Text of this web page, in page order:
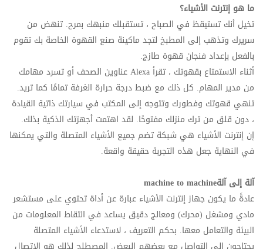
ما هو إنترنت الأشياء؟
تخيل أنك تستيقظ في الصباح ، تستقبلك منبهك بمرح. تنهض من
سريرك وتذهب إلى المطبخ لتجد ماكينة صنع القهوة الخاصة بك تقوم
بالفعل بإعداد فنجان قهوة طازج.
أثناء الاستمتاع بقهوتك ، تقرأAlexaعناوين الصحف أو تسرد مهامك
من مدير المهام. كل ذلك مع ضبط درجة حرارة الغرفة تمامًا كما تريد.
تنهي قهوتك وفطورك وتتوجه إلى المكتب في سيارتك ذاتية القيادة
، دون قلق من ترك منزلك مفتوحًا. لقد اهتمت أجهزتك الذكية بذلك.
إن إنترنت الأشياء هي شبكة تضم جميع الأشياء المتصلة والتي يمكنها
في النهاية جعل هذه التجربة حقيقة واقعة.
آلة إلى آلةmachine to machine
عادةً ما يكون جهاز إنترنت الأشياء عبارة عن أداة تحتوي على مستشعر
مادي ومشغل (محرك) ومعالج دقيق يساعد في التقاط المعلومات من
البيئة والتعامل معها. بحكم التعريف ، لاستدعاء الأشياء المتصلة